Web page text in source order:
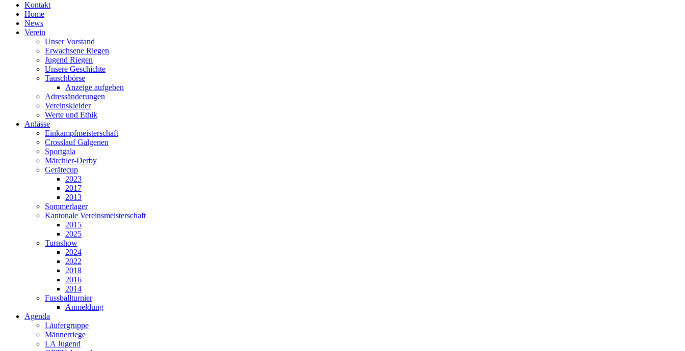
Kontakt
Home
News
Verein
Unser Vorstand
Erwachsene Riegen
Jugend Riegen
Unsere Geschichte
Tauschbörse
Anzeige aufgeben
Adressänderungen
Vereinskleider
Werte und Ethik
Anlässe
Einkampfmeisterschaft
Crosslauf Galgenen
Sportgala
Märchler-Derby
Gerätecup
2023
2017
2013
Sommerlager
Kantonale Vereinsmeisterschaft
2015
2025
Turnshow
2024
2022
2018
2016
2014
Fussballturnier
Anmeldung
Agenda
Läufergruppe
Männerriege
LA Jugend